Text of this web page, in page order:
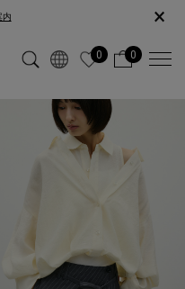
内 ×
0 0